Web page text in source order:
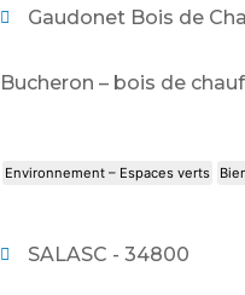
Gaudonet Bois de
Bucheron – bois de
Environnement – Espaces verts
SALASC - 34800